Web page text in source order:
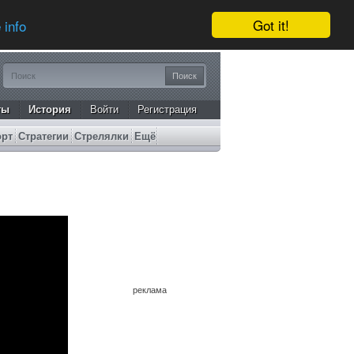
Got it!
info
История Войти Регистрация
Стратегии Стрелялки Ещё
реклама